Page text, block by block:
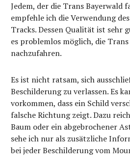
Jedem, der die Trans Bayerwald
empfehle ich die Verwendung
Tracks. Dessen Qualität ist sehr
es problemlos möglich, die
nachzufahren.
Es ist nicht ratsam, sich
Beschilderung zu verlassen. Es
vorkommen, dass ein Schild
falsche Richtung zeigt. Dazu
Baum oder ein abgebrochener
sehe ich nur als zusätzliche
bei jeder Beschilderung vom